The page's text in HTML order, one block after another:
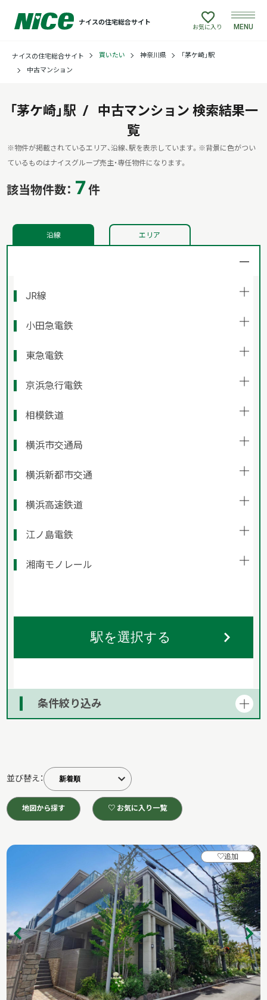
ナイスの住宅総合サイト
買いたい
建てたい
リフォームしたい
貸したい
お気に入り MENU
ナイスの住宅総合サイト 買いたい 神奈川県
「茅ケ崎」駅
中古マンション
「茅ケ崎」駅 中古マンション 検索結果一
覧
※物件が掲載されているエリア、沿線、駅を表示しています。 ※背景に色がつい
ているものはナイスグループ売主・専任物件になります。
該当物件数： 7 件
沿線 エリア
JR線
小田急電鉄
東急電鉄
京浜急行電鉄
相模鉄道
横浜市交通局
横浜新都市交通
横浜高速鉄道
江ノ島電鉄
湘南モノレール
駅を選択する
条件絞り込み
並び替え：
地図から探す ♡ お気に入り一覧
♡追加